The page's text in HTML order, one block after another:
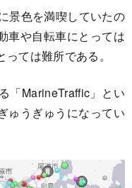
景色を満喫していたの
車や自転車にとっては
ては難所である。
「MarineTraffic」とい
ゅうぎゅうになってい